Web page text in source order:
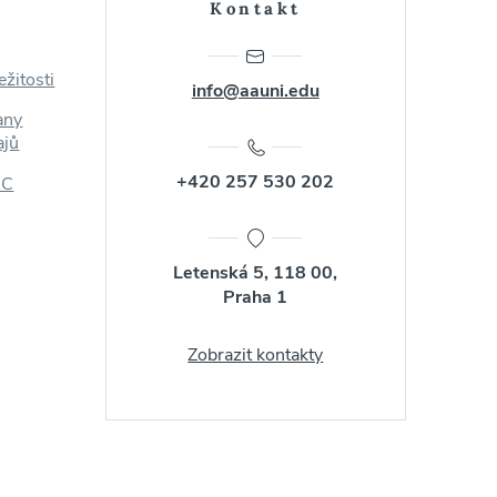
Kontakt
info@aauni.edu
+420 257 530 202
Letenská 5, 118 00,
Praha 1
Zobrazit kontakty